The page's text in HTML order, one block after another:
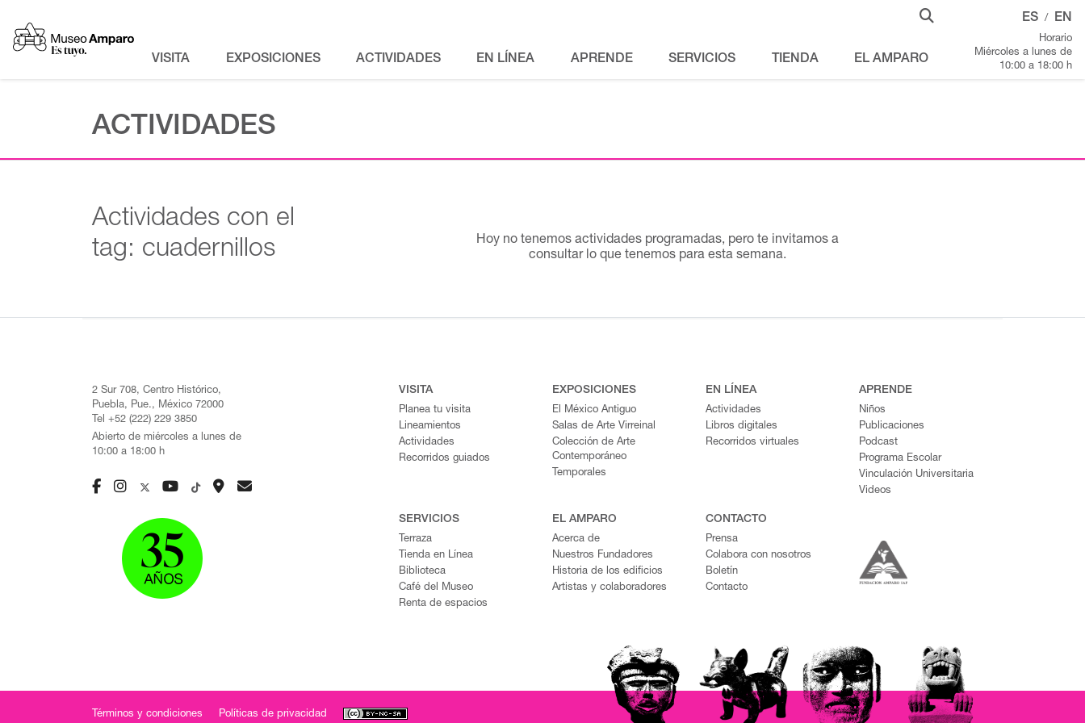
VISITA EXPOSICIONES ACTIVIDADES EN LÍNEA APRENDE SERVICIOS TIENDA EL AMPARO
ES / EN
Horario
Miércoles a lunes de
10:00 a 18:00 h
ACTIVIDADES
Actividades con el
tag: cuadernillos
Hoy no tenemos actividades programadas, pero te invitamos a
consultar lo que tenemos para esta semana.
2 Sur 708, Centro Histórico,
Puebla, Pue., México 72000
Tel +52 (222) 229 3850
Abierto de miércoles a lunes de
10:00 a 18:00 h
VISITA
Planea tu visita
Lineamientos
Actividades
Recorridos guiados
EXPOSICIONES
El México Antiguo
Salas de Arte Virreinal
Colección de Arte
Contemporáneo
Temporales
EN LÍNEA
Actividades
Libros digitales
Recorridos virtuales
APRENDE
Niños
Publicaciones
Podcast
Programa Escolar
Vinculación Universitaria
Videos
SERVICIOS
Terraza
Tienda en Línea
Biblioteca
Café del Museo
Renta de espacios
EL AMPARO
Acerca de
Nuestros Fundadores
Historia de los edificios
Artistas y colaboradores
CONTACTO
Prensa
Colabora con nosotros
Boletín
Contacto
Términos y condiciones Políticas de privacidad